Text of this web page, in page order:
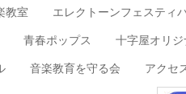
教室 エレクトーンフェスティ
青春ポップス 十字屋オリ
音楽教育を守る会 アクセ